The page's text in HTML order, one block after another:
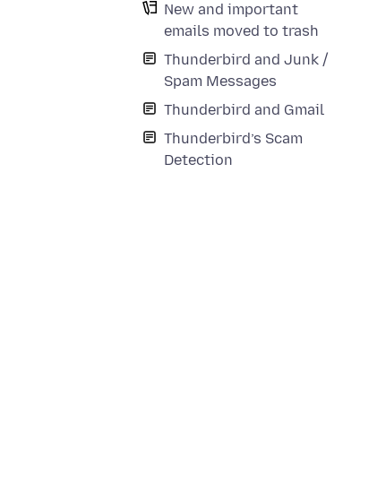
New and important
emails moved to trash
Thunderbird and Junk /
Spam Messages
Thunderbird and Gmail
Thunderbird’s Scam
Detection